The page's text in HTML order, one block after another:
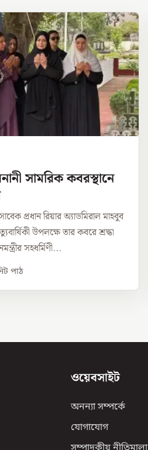
সামরিক কবরস্থানে
প্রধান রিয়ার অ্যাডমিরাল মাহবুব
উপলক্ষে তার কবরে শ্রদ্ধা
সহধর্মিণী...
পাঠ
ওয়েবসাইট
অনন্যা সম্পর্কে
যোগাযোগ